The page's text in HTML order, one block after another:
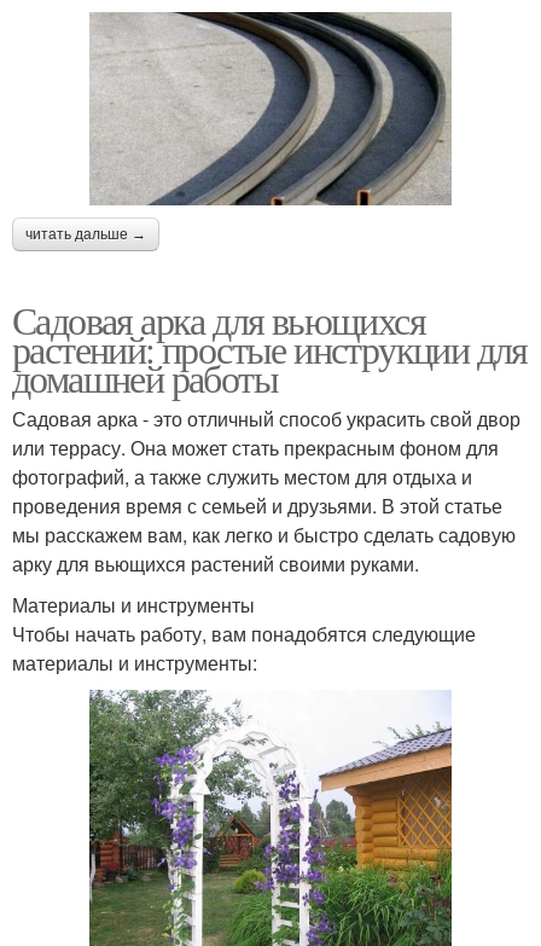
читать дальше →
Садовая арка для вьющихся
растений: простые инструкции для
домашней работы
Садовая арка - это отличный способ украсить свой двор
или террасу. Она может стать прекрасным фоном для
фотографий, а также служить местом для отдыха и
проведения время с семьей и друзьями. В этой статье
мы расскажем вам, как легко и быстро сделать садовую
арку для вьющихся растений своими руками.
Материалы и инструменты
Чтобы начать работу, вам понадобятся следующие
материалы и инструменты: